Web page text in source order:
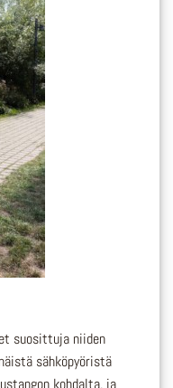
suosittuja niiden
sähköpyöristä
kohdalta, ja